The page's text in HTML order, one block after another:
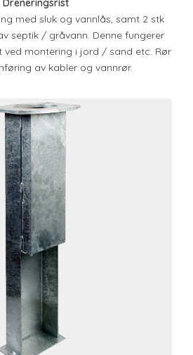
Dreneringsrist
med sluk og vannlås, samt 2 stk
septik / gråvann. Denne fungerer
ved montering i jord / sand etc. Rør
av kabler og vannrør.